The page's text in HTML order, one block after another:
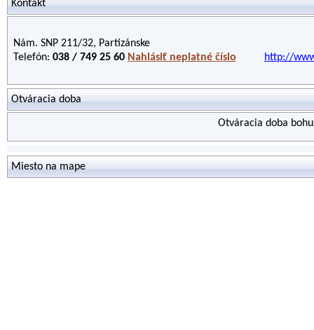
Kontakt
Nám. SNP 211/32, Partizánske
Telefón: 038 / 749 25 60 Nahlásiť neplatné číslo http://
Otváracia doba
Otváracia doba
Miesto na mape